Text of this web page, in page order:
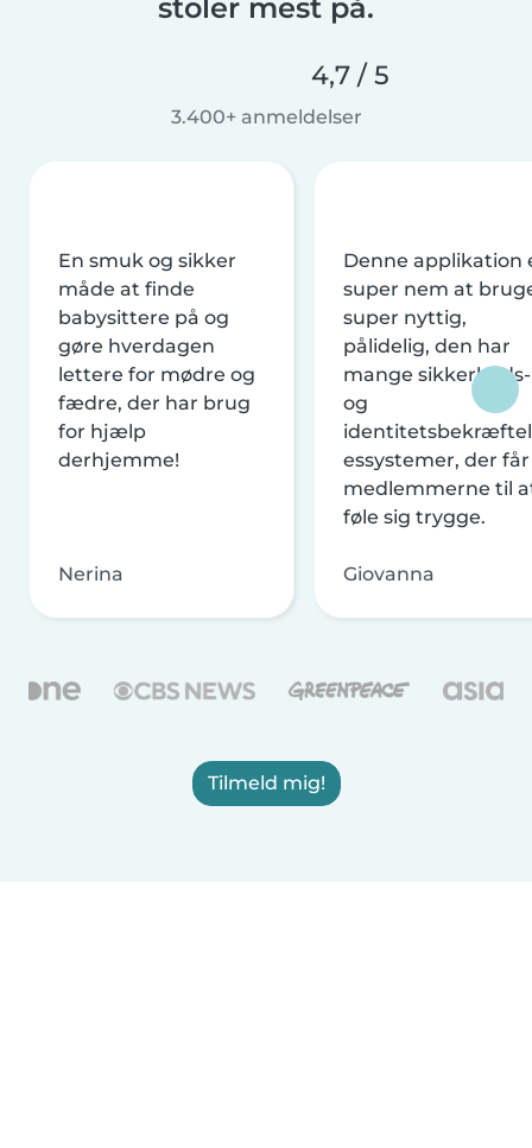
stoler mest på.
4,7 / 5
3.400+ anmeldelser
En smuk og sikker
måde at finde
babysittere på og
gøre hverdagen
lettere for mødre og
fædre, der har brug
for hjælp
derhjemme!
Nerina
Denne applikation
super nem at
super nyttig,
pålidelig, den har
mange sikkerheds-
og
essystemer, der får
medlemmerne til
føle sig trygge.
Giovanna
Tilmeld mig!